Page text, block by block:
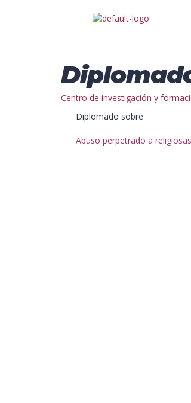
Centro de investigación y
Diplomado sobre
Abuso perpetrado a religiosas